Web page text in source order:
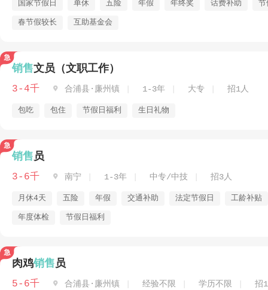
国家节假日 单休 五险 年假 年终奖 话费补助 节
春节假较长 互助基金会
销售文员（文职工作）
3-4千  合浦县·廉州镇 1-3年 大专 招1人
包吃 包住 节假日福利 生日礼物
销售员
3-6千  南宁 1-3年 中专/中技 招3人
月休4天 五险 年假 交通补助 法定节假日 工龄补贴
年度体检 节假日福利
肉鸡销售员
5-6千  合浦县·廉州镇 经验不限 学历不限 招